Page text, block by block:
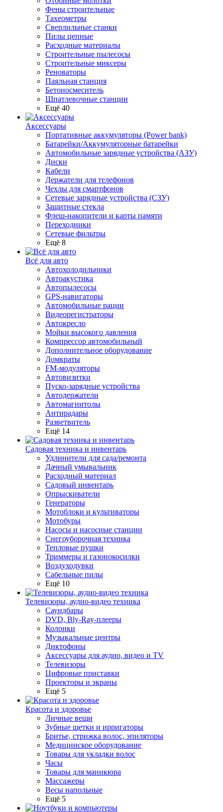
Фены строительные
Тахеометры
Сверлильные станки
Пилы цепные
Расходные материалы
Строительные пылесосы
Строительные миксеры
Реноваторы
Паяльная станция
Бетоносмеситель
Шпатлевочные станции
Ещё 40
Аксессуары
Портативные аккумуляторы (Power bank)
Батарейки/Аккумуляторные батарейки
Автомобильные зарядные устройства (АЗУ)
Диски
Кабели
Держатели для телефонов
Чехлы для смартфонов
Сетевые зарядные устройства (СЗУ)
Защитные стекла
Флеш-накопители и карты памяти
Переходники
Сетевые фильтры
Ещё 8
Всё для авто
Автохолодильники
Автоакустика
Автопылесосы
GPS-навигаторы
Автомобильные рации
Видеорегистраторы
Автокресло
Мойки высокого давления
Компрессор автомобильный
Дополнительное оборудование
Домкраты
FM-модуляторы
Автовизитки
Пуско-зарядные устройства
Автодержатели
Автомагнитолы
Антирадары
Разветвитель
Ещё 14
Садовая техника и инвентарь
Удлинители для сада/ремонта
Дачный умывальник
Расходный материал
Садовый инвентарь
Опрыскиватели
Генераторы
Мотоблоки и культиваторы
Мотобуры
Насосы и насосные станции
Снегоуборочная техника
Тепловые пушки
Триммеры и газонокосилки
Воздуходувки
Сабельные пилы
Ещё 10
Телевизоры, аудио-видео техника
Саундбары
DVD, Bly-Ray-плееры
Колонки
Музыкальные центры
Диктофоны
Аксессуары для аудио, видео и TV
Телевизоры
Цифровые приставки
Проекторы и экраны
Ещё 5
Красота и здоровье
Личные вещи
Зубные щетки и ирригаторы
Бритье, стрижка волос, эпиляторы
Медицинское оборудование
Товары для укладки волос
Часы
Товары для маникюра
Массажеры
Весы напольные
Ещё 5